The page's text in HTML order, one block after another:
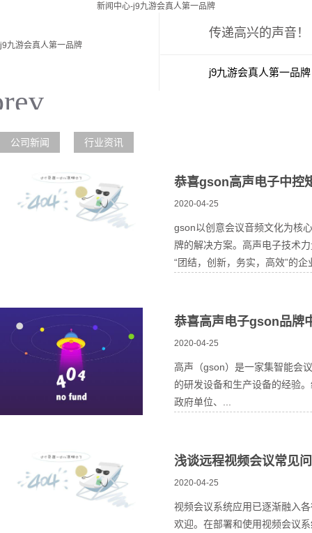
新闻中心-j9九游会真人第一品牌
j9九游会真人第一品牌
传递高兴的声音！
j9九游会真人第一品牌
公司新闻 行业资讯
恭喜gson高声电子中控
2020-04-25
gson以创意会议音频文化为核
牌的解决方案。高声电子技术
“团结，创新，务实，高效”的企
恭喜高声电子gson品牌
2020-04-25
高声（gson）是一家集智能会
的研发设备和生产设备的经验
政府单位、...
浅谈远程视频会议常见
2020-04-25
视频会议系统应用已逐渐融入
欢迎。在部署和使用视频会议